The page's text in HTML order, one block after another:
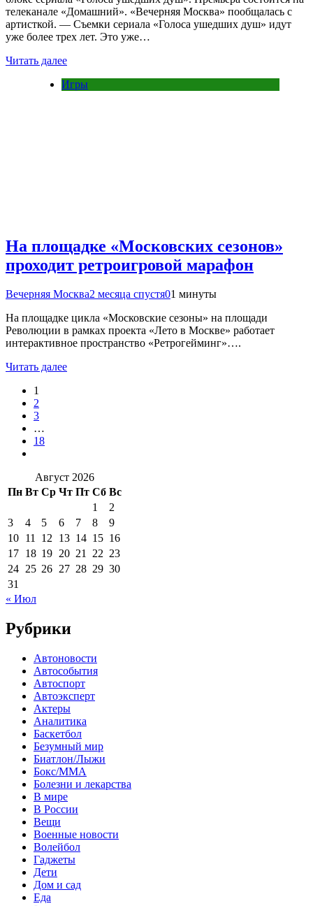
телеканале «Домашний». «Вечерняя Москва» пообщалась с
артисткой. — Съемки сериала «Голоса ушедших душ» идут
уже более трех лет. Это уже…
Читать далее
Игры
На площадке «Московских сезонов»
проходит ретроигровой марафон
Вечерняя Москва2 месяца спустя01 минуты
На площадке цикла «Московские сезоны» на площади
Революции в рамках проекта «Лето в Москве» работает
интерактивное пространство «Ретрогейминг»….
Читать далее
1
2
3
…
18
Август 2026
Пн Вт Ср Чт Пт Сб Вс
1
2
3
4 5 6 7 8
9
10 11 12 13 14 15 16
17 18 19 20 21 22 23
24 25 26 27 28 29 30
31
« Июл
Рубрики
Автоновости
Автособытия
Автоспорт
Автоэксперт
Актеры
Аналитика
Баскетбол
Безумный мир
Биатлон/Лыжи
Бокс/MMA
Болезни и лекарства
В мире
В России
Вещи
Военные новости
Волейбол
Гаджеты
Дети
Дом и сад
Еда